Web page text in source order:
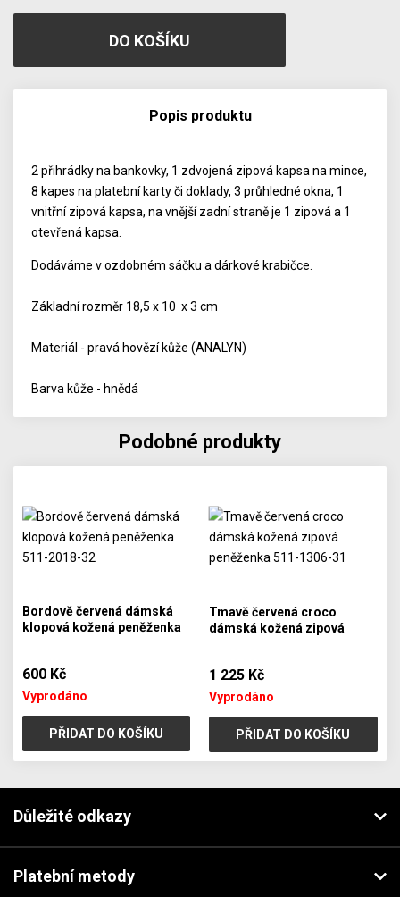
Popis produktu
2 přihrádky na bankovky, 1 zdvojená zipová kapsa na mince,
8 kapes na platební karty či doklady, 3 průhledné okna, 1
vnitřní zipová kapsa, na vnější zadní straně je 1 zipová a 1
otevřená kapsa.
Dodáváme v ozdobném sáčku a dárkové krabičce.
Základní rozměr 18,5 x 10 x 3 cm
Materiál - pravá hovězí kůže (ANALYN)
Barva kůže - hnědá
Podobné produkty
Bordově červená dámská
klopová kožená peněženka
600 Kč
Vyprodáno
PŘIDAT DO KOŠÍKU
Tmavě červená croco
dámská kožená zipová
1 225 Kč
Vyprodáno
PŘIDAT DO KOŠÍKU
Důležité odkazy
Platební metody